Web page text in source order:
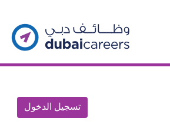
تسجيل الدخول